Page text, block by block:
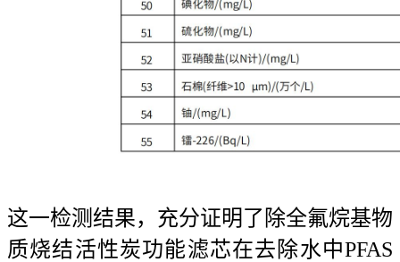
这一检测结果，充分证明了除全氟烷基物
质烧结活性炭功能滤芯在去除水中PFAS